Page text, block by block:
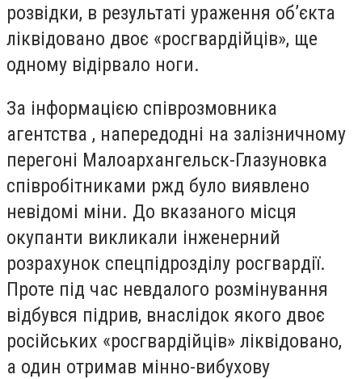
розвідки, в результаті ураження обʼєкта
ліквідовано двоє «росгвардійців», ще
одному відірвало ноги.
За інформацією співрозмовника
агентства , напередодні на залізничному
перегоні Малоархангельск-Глазуновка
співробітниками ржд було виявлено
невідомі міни. До вказаного місця
окупанти викликали інженерний
розрахунок спецпідрозділу росгвардії.
Проте під час невдалого розмінування
відбувся підрив, внаслідок якого двоє
російських «росгвардійців» ліквідовано,
а один отримав мінно-вибухову